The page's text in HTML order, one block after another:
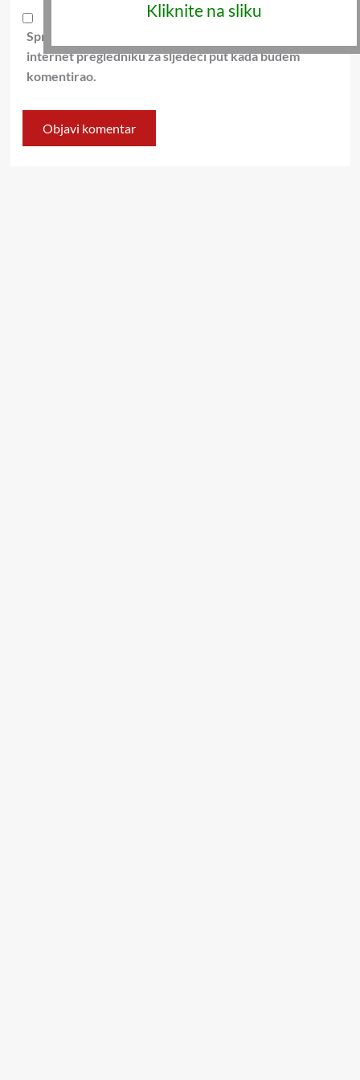
Spremi moje ime, e-poštu i web-stranicu u ovom
internet pregledniku za sljedeći put kada budem
komentirao.
Kliknite na sliku